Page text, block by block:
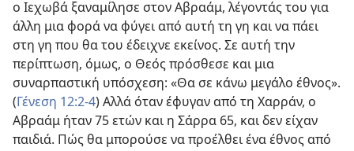
ο Ιεχωβά ξαναμίλησε στον Αβραάμ, λέγοντάς του για
άλλη μια φορά να φύγει από αυτή τη γη και να πάει
στη γη που θα του έδειχνε εκείνος. Σε αυτή την
περίπτωση, όμως, ο Θεός πρόσθεσε και μια
συναρπαστική υπόσχεση: «Θα σε κάνω μεγάλο έθνος».
(Γένεση 12:2-4) Αλλά όταν έφυγαν από τη Χαρράν, ο
Αβραάμ ήταν 75 ετών και η Σάρρα 65, και δεν είχαν
παιδιά. Πώς θα μπορούσε να προέλθει ένα έθνος από